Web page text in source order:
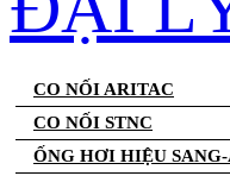
CO NỐI ARITAC
CO NỐI STNC
ỐNG HƠI HIỆU